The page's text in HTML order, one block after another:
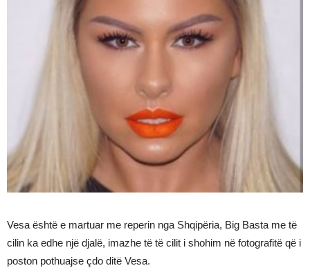
Vesa është e martuar me reperin nga Shqipëria, Big Basta me të
cilin ka edhe një djalë, imazhe të të cilit i shohim në fotografitë që i
poston pothuajse çdo ditë Vesa.